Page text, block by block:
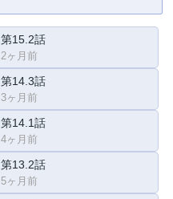
第15.2話
2ヶ月前
第14.3話
3ヶ月前
第14.1話
4ヶ月前
第13.2話
5ヶ月前